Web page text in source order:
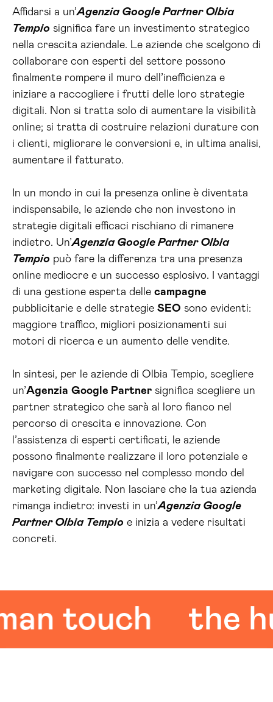
Affidarsi a un’Agenzia Google Partner Olbia
Tempio significa fare un investimento strategico
nella crescita aziendale. Le aziende che scelgono di
collaborare con esperti del settore possono
finalmente rompere il muro dell’inefficienza e
iniziare a raccogliere i frutti delle loro strategie
digitali. Non si tratta solo di aumentare la visibilità
online; si tratta di costruire relazioni durature con
i clienti, migliorare le conversioni e, in ultima analisi,
aumentare il fatturato.
In un mondo in cui la presenza online è diventata
indispensabile, le aziende che non investono in
strategie digitali efficaci rischiano di rimanere
indietro. Un’Agenzia Google Partner Olbia
Tempio può fare la differenza tra una presenza
online mediocre e un successo esplosivo. I vantaggi
di una gestione esperta delle campagne
pubblicitarie e delle strategie SEO sono evidenti:
maggiore traffico, migliori posizionamenti sui
motori di ricerca e un aumento delle vendite.
In sintesi, per le aziende di Olbia Tempio, scegliere
un’Agenzia Google Partner significa scegliere un
partner strategico che sarà al loro fianco nel
percorso di crescita e innovazione. Con
l’assistenza di esperti certificati, le aziende
possono finalmente realizzare il loro potenziale e
navigare con successo nel complesso mondo del
marketing digitale. Non lasciare che la tua azienda
rimanga indietro: investi in un’Agenzia Google
Partner Olbia Tempio e inizia a vedere risultati
concreti.
touch the